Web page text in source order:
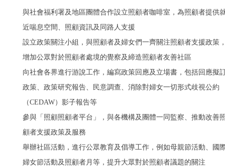
與社會福利署及地區團體合作設立照顧者咖啡室，為照顧者提供
近喘息空間、照顧資訊及同路人支援
設立政策關注小組，與照顧者及婦女們一齊關注照顧者支援政策
增加公眾對於照顧者處境的覺察及締造照顧者友善社區
向社會各界進行游說工作，編寫政策回應及立場書，包括回應擬
政策、政策研究報告、民意調查、消除對婦女一切形式歧視公約
（CEDAW）影子報告等
參與「照顧照顧者平台」，與各機構及團體一同監察、推動改善
顧者支援政策及服務
舉辦社區活動，進行公眾教育及倡導工作，例如母親節活動、國
婦女節活動及照顧者月等，提升大眾對於照顧者議題的關注